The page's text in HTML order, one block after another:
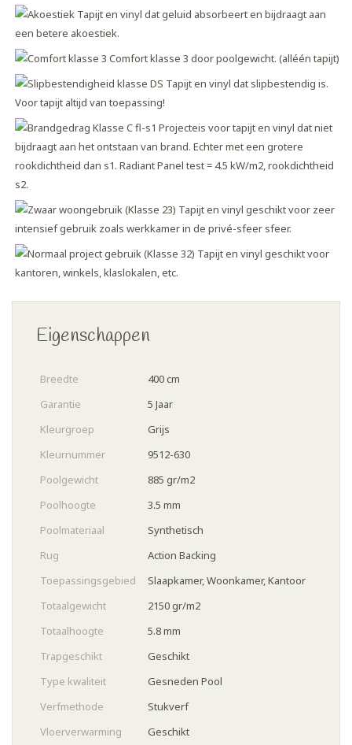
Eigenschappen
Breedte
400 cm
Garantie
5 Jaar
Kleurgroep
Grijs
Kleurnummer
9512-630
Poolgewicht
885 gr/m2
Poolhoogte
3.5 mm
Poolmateriaal
Synthetisch
Rug
Action Backing
Toepassingsgebied
Slaapkamer, Woonkamer, Kantoor
Totaalgewicht
2150 gr/m2
Totaalhoogte
5.8 mm
Trapgeschikt
Geschikt
Type kwaliteit
Gesneden Pool
Verfmethode
Stukverf
Vloerverwarming
Geschikt